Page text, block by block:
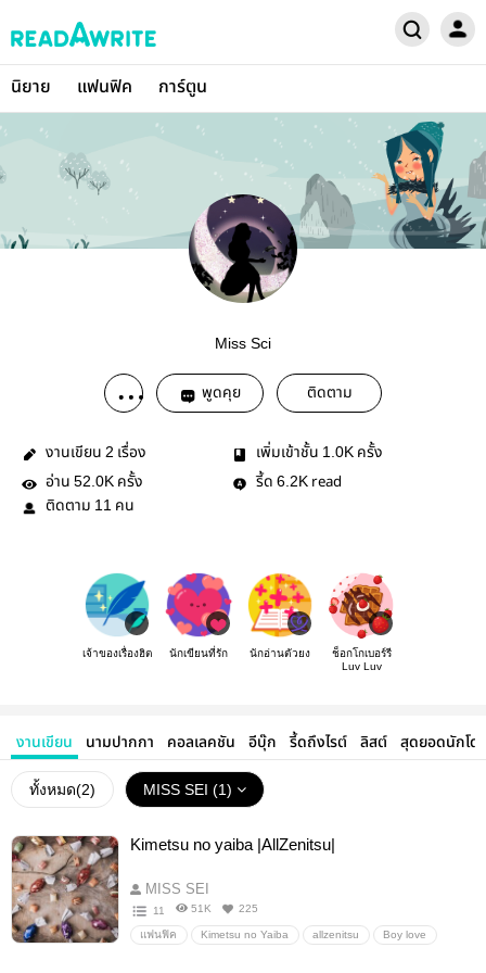
นิยาย แฟนฟิค การ์ตูน
Miss Sci
พูดคุย ติดตาม
งานเขียน 2 เรื่อง เพิ่มเข้าชั้น 1.0K ครั้ง
อ่าน 52.0K ครั้ง รี้ด 6.2K read
ติดตาม 11 คน
เจ้าของเรื่องฮิต นักเขียนที่รัก นักอ่านตัวยง
ช็อกโกเบอร์รี
Luv Luv
งานเขียน นามปากกา คอลเลคชัน อีบุ๊ก รี้ดถึงไรต์ ลิสต์ สุดยอดนักโด
ทั้งหมด(2) MISS SEI (1)
Kimetsu no yaiba |AllZenitsu|
MISS SEI
11 51K 225
แฟนฟิค Kimetsu no Yaiba allzenitsu Boy love